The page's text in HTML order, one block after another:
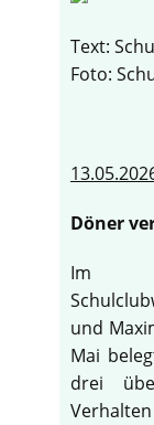
Text: Schu
Foto:
Döner
Im
und
Mai
drei